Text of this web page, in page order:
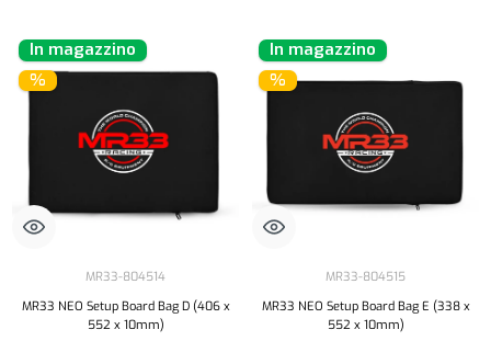
In magazzino
%
MR33-804514
MR33 NEO Setup Board Bag D (406 x
552 x 10mm)
In magazzino
%
MR33-804515
MR33 NEO Setup Board Bag E (338 x
552 x 10mm)